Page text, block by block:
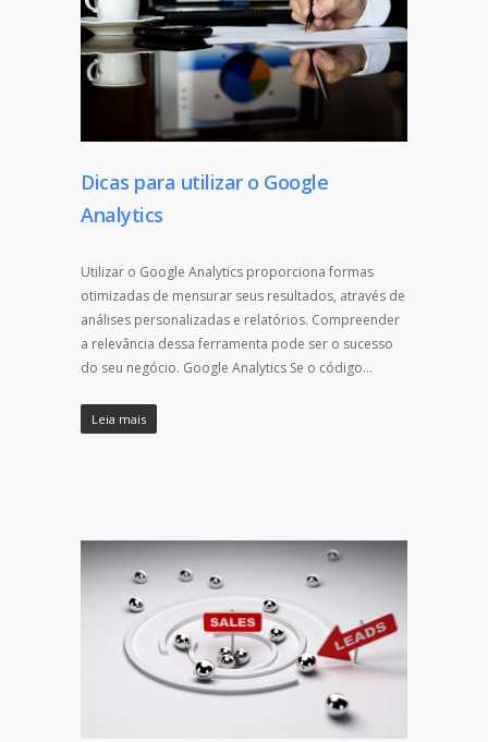
Dicas para utilizar o Google
Analytics
Utilizar o Google Analytics proporciona formas
otimizadas de mensurar seus resultados, através de
análises personalizadas e relatórios. Compreender
a relevância dessa ferramenta pode ser o sucesso
do seu negócio. Google Analytics Se o código…
Leia mais